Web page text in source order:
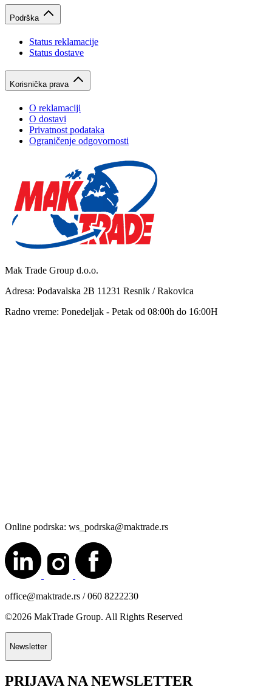
Podrška
Status reklamacije
Status dostave
Korisnička prava
O reklamaciji
O dostavi
Privatnost podataka
Ograničenje odgovornosti
Mak Trade Group d.o.o.
Adresa: Podavalska 2B 11231 Resnik / Rakovica
Radno vreme: Ponedeljak - Petak od 08:00h do 16:00H
Online podrska: ws_podrska@maktrade.rs
office@maktrade.rs / 060 8222230
©2026 MakTrade Group. All Rights Reserved
Newsletter
PRIJAVA NA NEWSLETTER